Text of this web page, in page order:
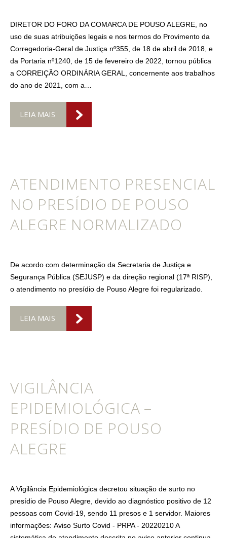
DIRETOR DO FORO DA COMARCA DE POUSO ALEGRE, no
uso de suas atribuições legais e nos termos do Provimento da
Corregedoria-Geral de Justiça nº355, de 18 de abril de 2018, e
da Portaria nº1240, de 15 de fevereiro de 2022, tornou pública
a CORREIÇÃO ORDINÁRIA GERAL, concernente aos trabalhos
do ano de 2021, com a…
LEIA MAIS
ATENDIMENTO PRESENCIAL
NO PRESÍDIO DE POUSO
ALEGRE NORMALIZADO
De acordo com determinação da Secretaria de Justiça e
Segurança Pública (SEJUSP) e da direção regional (17ª RISP),
o atendimento no presídio de Pouso Alegre foi regularizado.
LEIA MAIS
VIGILÂNCIA
EPIDEMIOLÓGICA –
PRESÍDIO DE POUSO
ALEGRE
A Vigilância Epidemiológica decretou situação de surto no
presídio de Pouso Alegre, devido ao diagnóstico positivo de 12
pessoas com Covid-19, sendo 11 presos e 1 servidor. Maiores
informações: Aviso Surto Covid - PRPA - 20220210 A